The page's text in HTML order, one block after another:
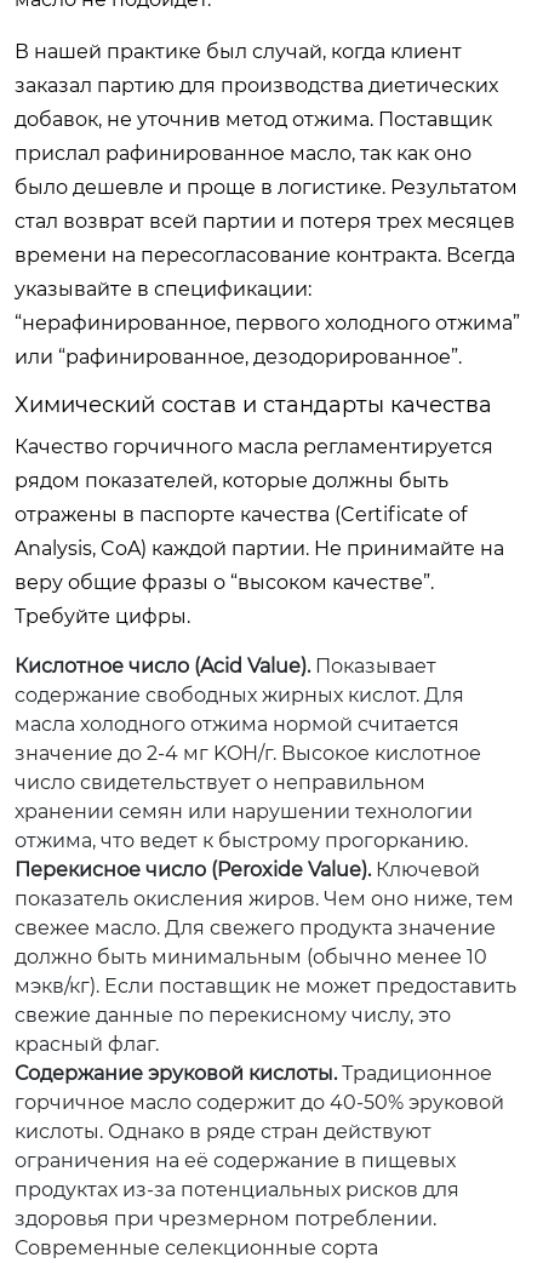
В нашей практике был случай, когда клиент
заказал партию для производства диетических
добавок, не уточнив метод отжима. Поставщик
прислал рафинированное масло, так как оно
было дешевле и проще в логистике. Результатом
стал возврат всей партии и потеря трех месяцев
времени на пересогласование контракта. Всегда
указывайте в спецификации:
“нерафинированное, первого холодного отжима”
или “рафинированное, дезодорированное”.
Химический состав и стандарты качества
Качество горчичного масла регламентируется
рядом показателей, которые должны быть
отражены в паспорте качества (Certificate of
Analysis, CoA) каждой партии. Не принимайте на
веру общие фразы о “высоком качестве”.
Требуйте цифры.
Кислотное число (Acid Value).Показывает
содержание свободных жирных кислот. Для
масла холодного отжима нормой считается
значение до 2-4 мг KOH/г. Высокое кислотное
число свидетельствует о неправильном
хранении семян или нарушении технологии
отжима, что ведет к быстрому прогорканию.
Перекисное число (Peroxide Value).Ключевой
показатель окисления жиров. Чем оно ниже, тем
свежее масло. Для свежего продукта значение
должно быть минимальным (обычно менее 10
мэкв/кг). Если поставщик не может предоставить
свежие данные по перекисному числу, это
красный флаг.
Содержание эруковой кислоты.Традиционное
горчичное масло содержит до 40-50% эруковой
кислоты. Однако в ряде стран действуют
ограничения на её содержание в пищевых
продуктах из-за потенциальных рисков для
здоровья при чрезмерном потреблении.
Современные селекционные сорта